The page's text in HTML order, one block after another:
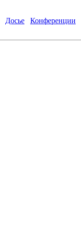
Досье Конференции